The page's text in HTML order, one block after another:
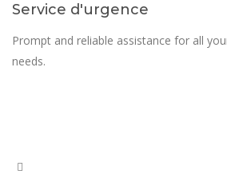
Service d'urgence
Prompt and reliable assistance for all
needs.